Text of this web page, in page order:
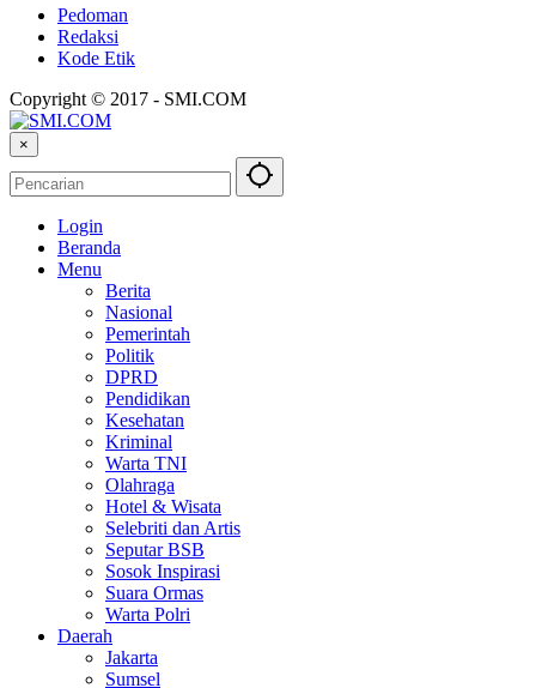
Pedoman
Redaksi
Kode Etik
Copyright © 2017 - SMI.COM
×
Login
Beranda
Menu
Berita
Nasional
Pemerintah
Politik
DPRD
Pendidikan
Kesehatan
Kriminal
Warta TNI
Olahraga
Hotel & Wisata
Selebriti dan Artis
Seputar BSB
Sosok Inspirasi
Suara Ormas
Warta Polri
Daerah
Jakarta
Sumsel